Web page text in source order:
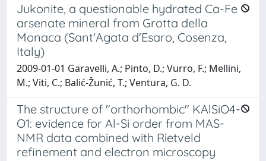
Jukonite, a questionable hydrated Ca-Fe
arsenate mineral from Grotta della
Monaca (Sant'Agata d'Esaro, Cosenza,
Italy)
2009-01-01 Garavelli, A.; Pinto, D.; Vurro, F.; Mellini,
M.; Viti, C.; Balić-Žunić, T.; Ventura, G. D.
The structure of "orthorhombic" KAlSiO4-
O1: evidence for Al-Si order from MAS-
NMR data combined with Rietveld
refinement and electron microscopy